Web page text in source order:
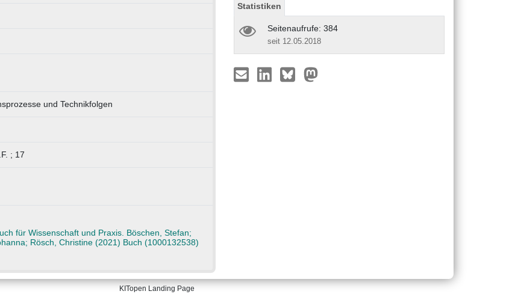
und Technikfolgen
; 17
für Wissenschaft und Praxis. Böschen, Stefan;
Rösch, Christine (2021) Buch (1000132538)
Statistiken
Seitenaufrufe: 384
seit 12.05.2018
KITopen Landing Page